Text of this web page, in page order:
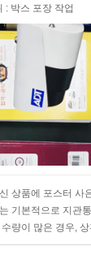
: 박스 포장 작업
상품에 포스터 사
기본적으로 지관
수량이 많은 경우,